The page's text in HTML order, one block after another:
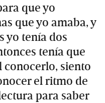
que yo
que yo amaba, y
yo tenía dos
tenía que
conocerlo, siento
el ritmo de
para saber